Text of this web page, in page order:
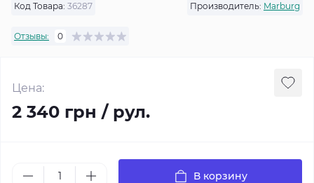
Код Товара: 36287 Производитель: Marburg
Отзывы: 0
Цена:
2 340 грн / рул.
В корзину